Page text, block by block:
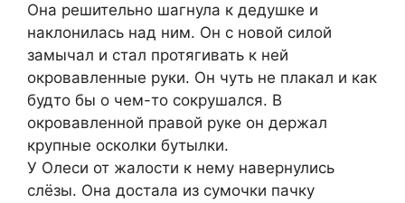
Она решительно шагнула к дедушке и
наклонилась над ним. Он с новой силой
замычал и стал протягивать к ней
окровавленные руки. Он чуть не плакал и как
будто бы о чем-то сокрушался. В
окровавленной правой руке он держал
крупные осколки бутылки.
У Олеси от жалости к нему навернулись
слёзы. Она достала из сумочки пачку